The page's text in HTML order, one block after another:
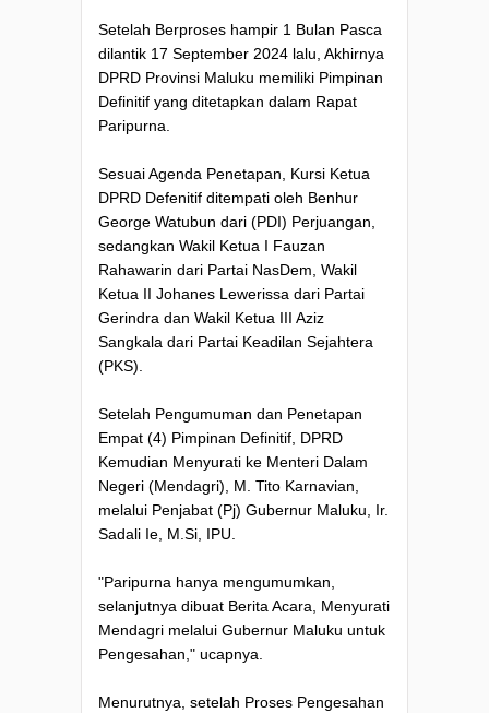
Setelah Berproses hampir 1 Bulan Pasca
dilantik 17 September 2024 lalu, Akhirnya
DPRD Provinsi Maluku memiliki Pimpinan
Definitif yang ditetapkan dalam Rapat
Paripurna.
Sesuai Agenda Penetapan, Kursi Ketua
DPRD Defenitif ditempati oleh Benhur
George Watubun dari (PDI) Perjuangan,
sedangkan Wakil Ketua I Fauzan
Rahawarin dari Partai NasDem, Wakil
Ketua II Johanes Lewerissa dari Partai
Gerindra dan Wakil Ketua III Aziz
Sangkala dari Partai Keadilan Sejahtera
(PKS).
Setelah Pengumuman dan Penetapan
Empat (4) Pimpinan Definitif, DPRD
Kemudian Menyurati ke Menteri Dalam
Negeri (Mendagri), M. Tito Karnavian,
melalui Penjabat (Pj) Gubernur Maluku, Ir.
Sadali Ie, M.Si, IPU.
"Paripurna hanya mengumumkan,
selanjutnya dibuat Berita Acara, Menyurati
Mendagri melalui Gubernur Maluku untuk
Pengesahan," ucapnya.
Menurutnya, setelah Proses Pengesahan